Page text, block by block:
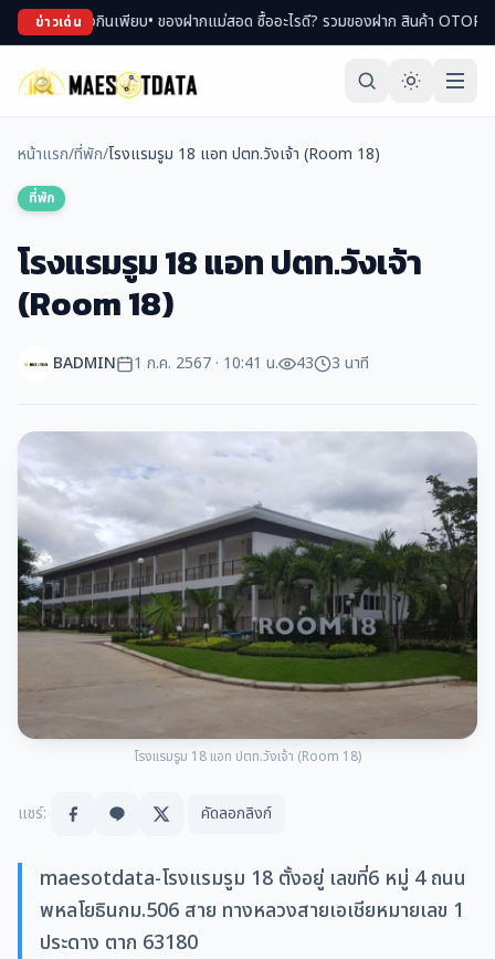
ข่าวเด่น
พียบ• ของฝากแม่สอด ซื้ออะไรดี? รวมของฝาก สินค้า OTOP ขึ้นชื่อ• เที่ยวแม่สอ
หน้าแรก/ที่พัก/โรงแรมรูม 18 แอท ปตท.วังเจ้า (Room 18)
ที่พัก
โรงแรมรูม 18 แอท ปตท.วังเจ้า
(Room 18)
BADMIN 1 ก.ค. 2567 · 10:41 น. 43 3 นาที
โรงแรมรูม 18 แอท ปตท.วังเจ้า (Room 18)
แชร์: คัดลอกลิงก์
maesotdata-โรงแรมรูม 18 ตั้งอยู่ เลขที่6 หมู่ 4 ถนน
พหลโยธินกม.506 สาย ทางหลวงสายเอเชียหมายเลข 1
ประดาง ตาก 63180